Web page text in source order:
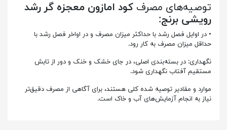
توصیه‌های مصرف کود امازون معجزه گر رشد
رویشی برنج:
• در اوایل فصل رشد با حداکثر میزان مصرف و در اواخر فصل رشد با
حداقل میزان مصرف به کار رود.
نگهداری: در بسته‌بندی اصلی، در جای خشک و خنک و دور از تابش
مستقیم آفتاب نگهداری شود.
موارد و مقادیر توصیه شده کلی هستند، برای آگاهی از مصرف دقیق‌تر
نیاز به انجام آزمایش‌های آب و خاک است.